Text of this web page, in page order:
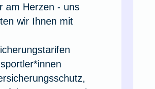
am Herzen - uns
wir Ihnen mit